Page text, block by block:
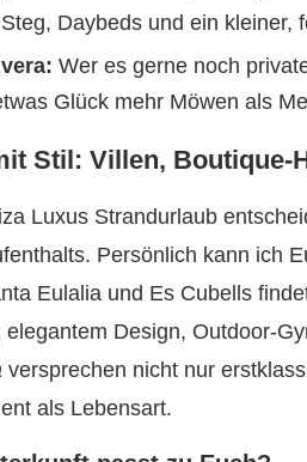
Daybeds und ein kleiner,
Wer es gerne noch
Glück mehr Möwen als
Stil: Villen, Boutique-
Luxus Strandurlaub
Persönlich kann ich
Eulalia und Es Cubells
elegantem Design, Outdoor-
versprechen nicht nur
als Lebensart.